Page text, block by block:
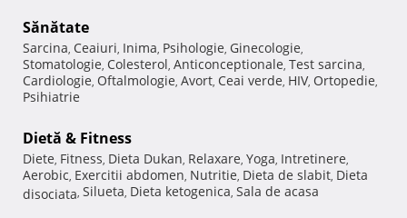
Sănătate
Sarcina, Ceaiuri, Inima, Psihologie, Ginecologie,
Stomatologie, Colesterol, Anticonceptionale, Test sarcina,
Cardiologie, Oftalmologie, Avort, Ceai verde, HIV, Ortopedie,
Psihiatrie
Dietă & Fitness
Diete, Fitness, Dieta Dukan, Relaxare, Yoga, Intretinere,
Aerobic, Exercitii abdomen, Nutritie, Dieta de slabit, Dieta
disociata, Silueta, Dieta ketogenica, Sala de acasa